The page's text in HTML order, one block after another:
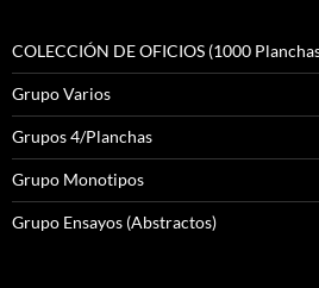
COLECCIÓN DE OFICIOS (1000
Grupo Varios
Grupos 4/Planchas
Grupo Monotipos
Grupo Ensayos (Abstractos)